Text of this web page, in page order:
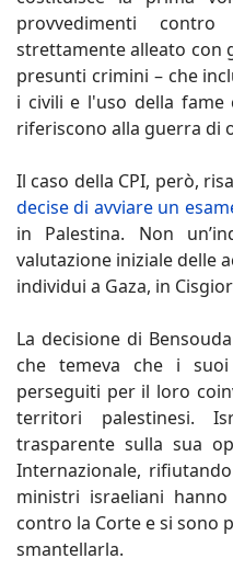
provvedimenti
strettamente alleato con
presunti crimini – che
i civili e l'uso della
riferiscono alla guerra di
Il caso della CPI, però,
decise di avviare un
in Palestina. Non
valutazione iniziale delle
individui a Gaza, in
La decisione di
che temeva che i
perseguiti per il loro
territori palestinesi.
trasparente sulla sua
Internazionale,
ministri israeliani
contro la Corte e si sono
smantellarla.